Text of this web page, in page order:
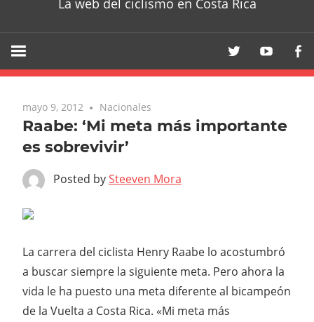
La web del ciclismo en Costa Rica
mayo 9, 2012 Nacionales
Raabe: ‘Mi meta más importante
es sobrevivir’
Posted bySteeven Mora
La carrera del ciclista Henry Raabe lo acostumbró
a buscar siempre la siguiente meta. Pero ahora la
vida le ha puesto una meta diferente al bicampeón
de la Vuelta a Costa Rica. «Mi meta más